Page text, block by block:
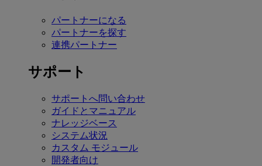
パートナーになる
パートナーを探す
連携パートナー
サポート
サポートへ問い合わせ
ガイドとマニュアル
ナレッジベース
システム状況
カスタム モジュール
開発者向け